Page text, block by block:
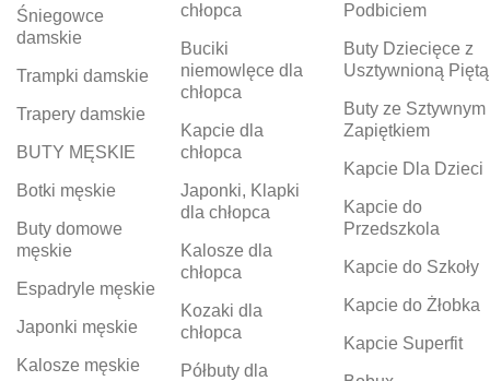
Śniegowce
damskie
Trampki damskie
Trapery damskie
BUTY MĘSKIE
Botki męskie
Buty domowe
męskie
Espadryle męskie
Japonki męskie
Kalosze męskie
chłopca
Buciki
niemowlęce dla
chłopca
Kapcie dla
chłopca
Japonki, Klapki
dla chłopca
Kalosze dla
chłopca
Kozaki dla
chłopca
Półbuty dla
Podbiciem
Buty Dziecięce z
Usztywnioną Piętą
Buty ze Sztywnym
Zapiętkiem
Kapcie Dla Dzieci
Kapcie do
Przedszkola
Kapcie do Szkoły
Kapcie do Żłobka
Kapcie Superfit